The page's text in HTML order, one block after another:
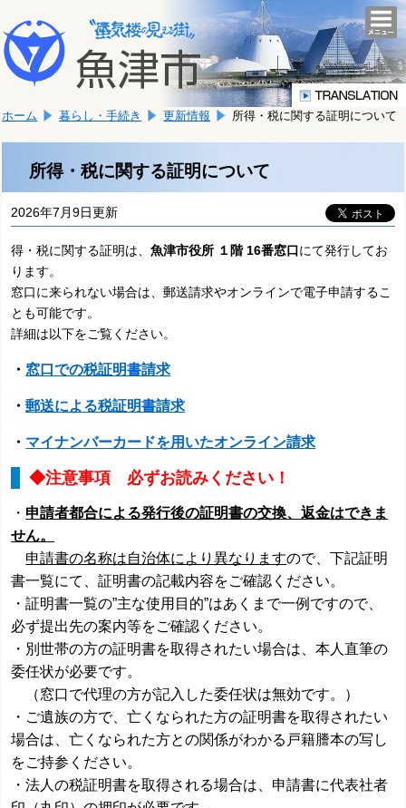
文
へ
移
ま
す。
こ
か
文
ホーム 暮らし・手続き 更新情報 所得・税に関する証明について
所得・税に関する証明について
2026年7月9日更新
得・税に関する証明は、魚津市役所 １階 16番窓口にて発行してお
ります。
窓口に来られない場合は、郵送請求やオンラインで電子申請するこ
とも可能です。
詳細は以下をご覧ください。
・ 窓口での税証明書請求
・郵送による税証明書請求
・ マイナンバーカードを用いたオンライン請求
◆注意事項 必ずお読みください！
・ 申請者都合による発行後の証明書の交換、返金はできま
せん。
申請書の名称は自治体により異なりますので、下記証明
書一覧にて、証明書の記載内容をご確認ください。
・証明書一覧の”主な使用目的”はあくまで一例ですので、
必ず提出先の案内等をご確認ください。
・別世帯の方の証明書を取得されたい場合は、本人直筆の
委任状が必要です。
（窓口で代理の方が記入した委任状は無効です。）
・ご遺族の方で、亡くなられた方の証明書を取得されたい
場合は、亡くなられた方との関係がわかる戸籍謄本の写し
をご持参ください。
・法人の税証明書を取得される場合は、申請書に代表社者